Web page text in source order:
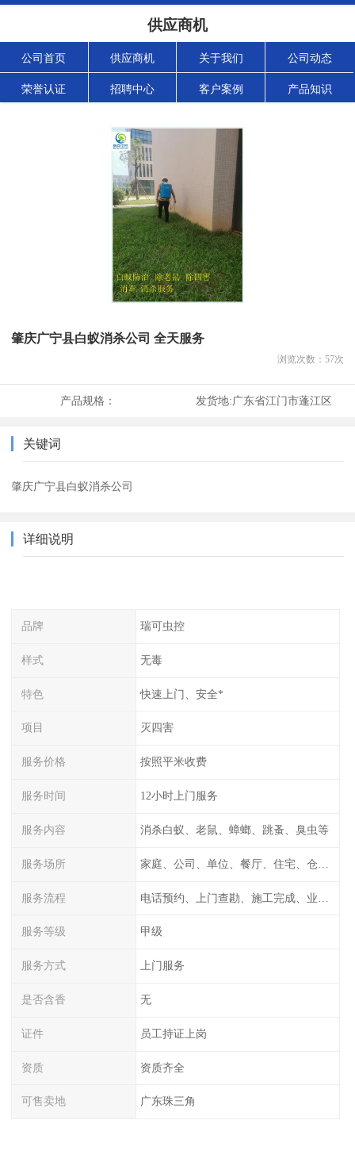
供应商机
公司首页 供应商机 关于我们 公司动态
荣誉认证 招聘中心 客户案例 产品知识
肇庆广宁县白蚁消杀公司 全天服务
浏览次数： 57次
产品规格： 发货地:广东省江门市蓬江区
关键词
肇庆广宁县白蚁消杀公司
详细说明
品牌 瑞可虫控
样式 无毒
特色 快速上门、安全*
项目 灭四害
服务价格 按照平米收费
服务时间 12小时上门服务
服务内容 消杀白蚁、老鼠、蟑螂、跳蚤、臭虫等
服务场所
服务流程
服务等级 甲级
服务方式 上门服务
是否含香 无
证件 员工持证上岗
资质 资质齐全
可售卖地 广东珠三角